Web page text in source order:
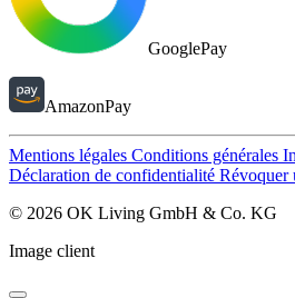
GooglePay
AmazonPay
Mentions légales Conditions générales
Déclaration de confidentialité Révoquer
© 2026 OK Living GmbH & Co. KG
Image client